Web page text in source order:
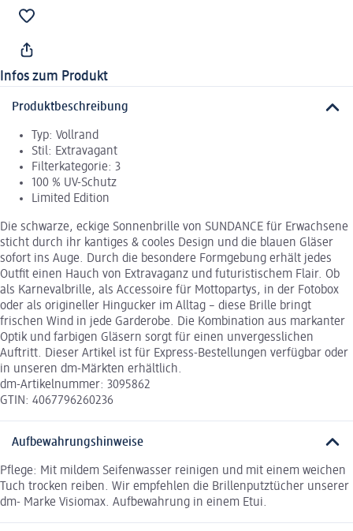
Infos zum Produkt
Produktbeschreibung
Typ: Vollrand
Stil: Extravagant
Filterkategorie: 3
100 % UV-Schutz
Limited Edition
Die schwarze, eckige Sonnenbrille von SUNDANCE für Erwachsene
sticht durch ihr kantiges & cooles Design und die blauen Gläser
sofort ins Auge. Durch die besondere Formgebung erhält jedes
Outfit einen Hauch von Extravaganz und futuristischem Flair. Ob
als Karnevalbrille, als Accessoire für Mottopartys, in der Fotobox
oder als origineller Hingucker im Alltag – diese Brille bringt
frischen Wind in jede Garderobe. Die Kombination aus markanter
Optik und farbigen Gläsern sorgt für einen unvergesslichen
Auftritt. Dieser Artikel ist für Express-Bestellungen verfügbar oder
in unseren dm-Märkten erhältlich.
dm-Artikelnummer: 3095862
GTIN: 4067796260236
Aufbewahrungshinweise
Pflege: Mit mildem Seifenwasser reinigen und mit einem weichen
Tuch trocken reiben. Wir empfehlen die Brillenputztücher unserer
dm- Marke Visiomax. Aufbewahrung in einem Etui.